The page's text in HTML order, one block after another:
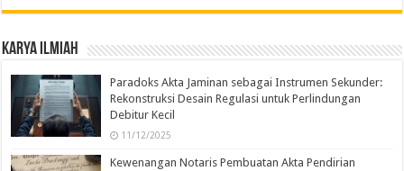
Karya Ilmiah
Paradoks Akta Jaminan sebagai Instrumen Sekunder:
Rekonstruksi Desain Regulasi untuk Perlindungan
Debitur Kecil
11/12/2025
Kewenangan Notaris Pembuatan Akta Pendirian